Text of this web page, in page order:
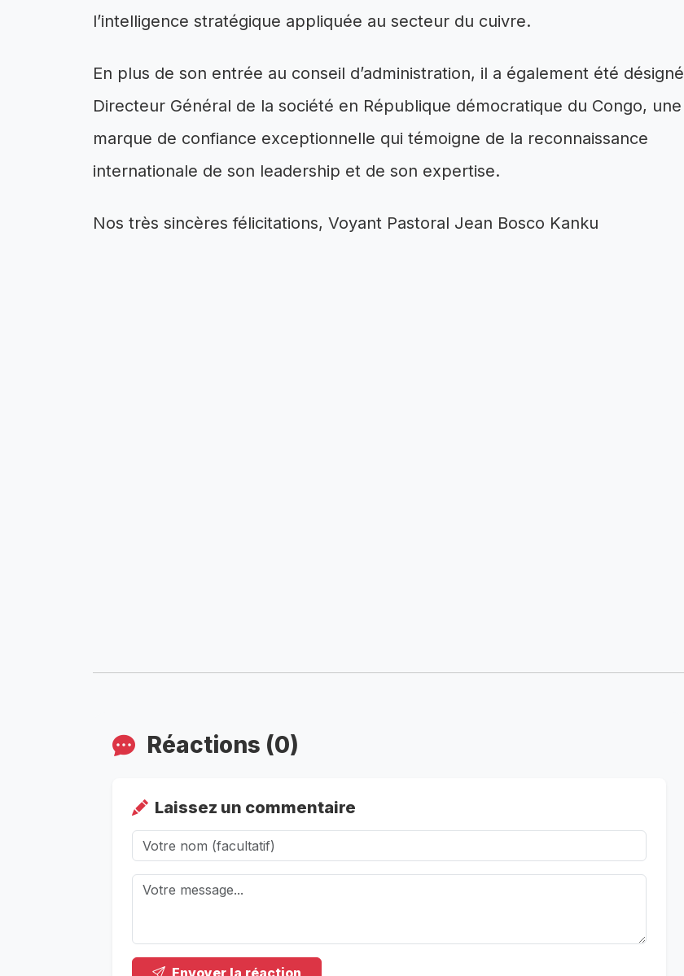
l’intelligence stratégique appliquée au secteur du cuivre.
En plus de son entrée au conseil d’administration, il a également été désigné
Directeur Général de la société en République démocratique du Congo, une
marque de confiance exceptionnelle qui témoigne de la reconnaissance
internationale de son leadership et de son expertise.
Nos très sincères félicitations, Voyant Pastoral Jean Bosco Kanku
Réactions (0)
Laissez un commentaire